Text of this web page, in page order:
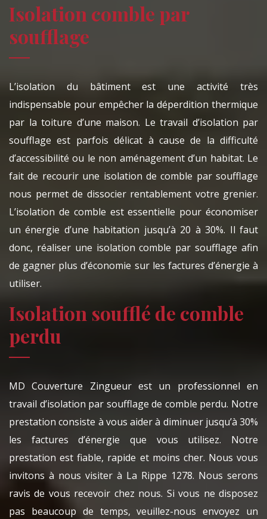
Isolation comble par
soufflage
L’isolation du bâtiment est une activité très
indispensable pour empêcher la déperdition thermique
par la toiture d’une maison. Le travail d’isolation par
soufflage est parfois délicat à cause de la difficulté
d’accessibilité ou le non aménagement d’un habitat. Le
fait de recourir une isolation de comble par soufflage
nous permet de dissocier rentablement votre grenier.
L’isolation de comble est essentielle pour économiser
un énergie d’une habitation jusqu’à 20 à 30%. Il faut
donc, réaliser une isolation comble par soufflage afin
de gagner plus d’économie sur les factures d’énergie à
utiliser.
Isolation soufflé de comble
perdu
MD Couverture Zingueur est un professionnel en
travail d’isolation par soufflage de comble perdu. Notre
prestation consiste à vous aider à diminuer jusqu’à 30%
les factures d’énergie que vous utilisez. Notre
prestation est fiable, rapide et moins cher. Nous vous
invitons à nous visiter à La Rippe 1278. Nous serons
ravis de vous recevoir chez nous. Si vous ne disposez
pas beaucoup de temps, veuillez-nous envoyez un